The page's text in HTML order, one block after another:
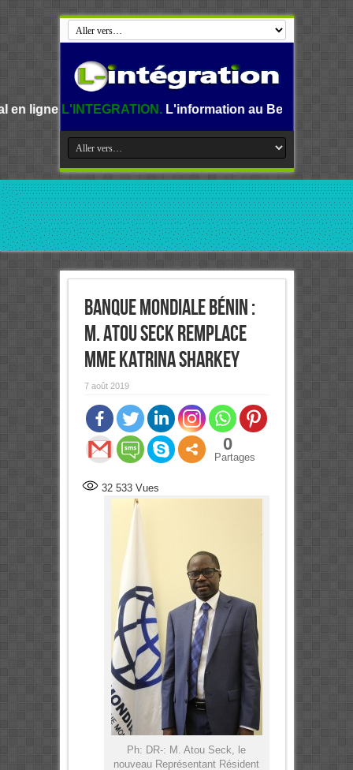
L'information au Benin, en Afrique et dans le
Banque mondiale Bénin :
M. Atou SECK remplace
Mme Katrina Sharkey
7 août 2019
0
Partages
32 533Vues
Ph: DR-: M. Atou Seck, le
nouveau Représentant Résident